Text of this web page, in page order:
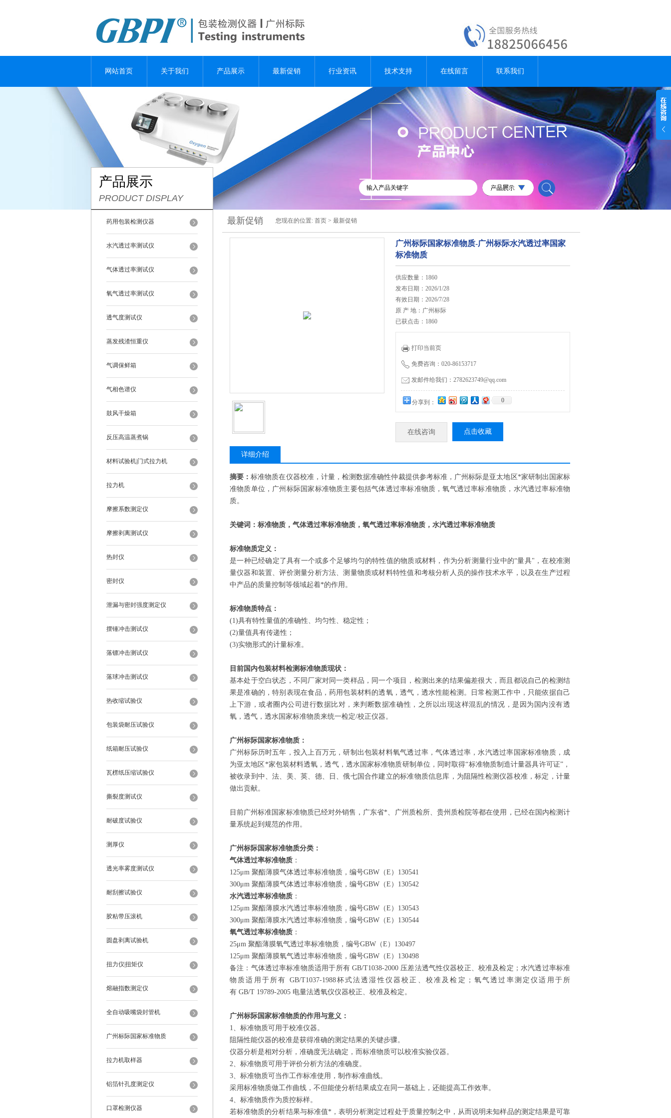
网站首页 关于我们 产品展示 最新促销 行业资讯 技术支持 在线留言 联系我们
产品展示
PRODUCT DISPLAY
药用包装检测仪器
水汽透过率测试仪
气体透过率测试仪
氧气透过率测试仪
透气度测试仪
蒸发残渣恒重仪
气调保鲜箱
气相色谱仪
鼓风干燥箱
反压高温蒸煮锅
材料试验机|门式拉力机
拉力机
摩擦系数测定仪
摩擦剥离测试仪
热封仪
密封仪
泄漏与密封强度测定仪
摆锤冲击测试仪
落镖冲击测试仪
落球冲击测试仪
热收缩试验仪
包装袋耐压试验仪
纸箱耐压试验仪
瓦楞纸压缩试验仪
撕裂度测试仪
耐破度试验仪
测厚仪
透光率雾度测试仪
耐刮擦试验仪
胶粘带压滚机
圆盘剥离试验机
扭力仪|扭矩仪
熔融指数测定仪
全自动吸嘴袋封管机
广州标际国家标准物质
拉力机取样器
铝箔针孔度测定仪
口罩检测仪器
最新促销 您现在的位置: 首页 > 最新促销
广州标际国家标准物质-广州标际水汽透过率国家
标准物质
供应数量：1860
发布日期：2026/1/28
有效日期：2026/7/28
原 产 地：广州标际
已获点击：1860
打印当前页
免费咨询：020-86153717
发邮件给我们：2782623749@qq.com
分享到： 0
在线咨询 点击收藏
详细介绍
摘要：标准物质在仪器校准，计量，检测数据准确性仲裁提供参考标准，广州标际是亚太地区*家研制出国家标
准物质单位，广州标际国家标准物质主要包括气体透过率标准物质，氧气透过率标准物质，水汽透过率标准物
质。
关键词：标准物质，气体透过率标准物质，氧气透过率标准物质，水汽透过率标准物质
标准物质定义 ：
是一种已经确定了具有一个或多个足够均匀的特性值的物质或材料，作为分析测量行业中的“量具"，在校准测
量仪器和装置、评价测量分析方法、测量物质或材料特性值和考核分析人员的操作技术水平，以及在生产过程
中产品的质量控制等领域起着*的作用。
标准物质特点：
(1)具有特性量值的准确性、均匀性、稳定性；
(2)量值具有传递性；
(3)实物形式的计量标准。
目前国内包装材料检测标准物质现状：
基本处于空白状态，不同厂家对同一类样品，同一个项目，检测出来的结果偏差很大，而且都说自己的检测结
果是准确的，特别表现在食品，药用包装材料的透氧，透气，透水性能检测。日常检测工作中，只能依据自己
上下游，或者圈内公司进行数据比对，来判断数据准确性，之所以出现这样混乱的情况，是因为国内没有透
氧，透气，透水国家标准物质来统一检定/校正仪器。
广州标际国家标准物质：
广州标际历时五年，投入上百万元，研制出包装材料氧气透过率，气体透过率，水汽透过率国家标准物质，成
为亚太地区*家包装材料透氧，透气，透水国家标准物质研制单位，同时取得“标准物质制造计量器具许可证”，
被收录到中、法、美、英、德、日、俄七国合作建立的标准物质信息库，为阻隔性检测仪器校准，标定，计量
做出贡献。
目前广州标准国家标准物质已经对外销售，广东省*、广州质检所、贵州质检院等都在使用，已经在国内检测计
量系统起到规范的作用。
广州标际国家标准物质分类：
气体透过率标准物质 ：
125μm 聚酯薄膜气体透过率标准物质，编号GBW（E）130541
300μm 聚酯薄膜气体透过率标准物质，编号GBW（E）130542
水汽透过率标准物质 ：
125μm 聚酯薄膜水汽透过率标准物质，编号GBW（E）130543
300μm 聚酯薄膜水汽透过率标准物质，编号GBW（E）130544
氧气透过率标准物质 ：
25μm 聚酯薄膜氧气透过率标准物质，编号GBW（E）130497
125μm 聚酯薄膜氧气透过率标准物质，编号GBW（E）130498
备注：气体透过率标准物质适用于所有 GB/T1038-2000 压差法透气性仪器校正、校准及检定；水汽透过率标准
物质适用于所有 GB/T1037-1988杯式法透湿性仪器校正、校准及检定；氧气透过率测定仪适用于所
有 GB/T 19789-2005 电量法透氧仪仪器校正、校准及检定。
广州标际国家标准物质的作用与意义：
1、标准物质可用于校准仪器。
阻隔性能仪器的校准是获得准确的测定结果的关键步骤。
仪器分析是相对分析，准确度无法确定，而标准物质可以校准实验仪器。
2、标准物质可用于评价分析方法的准确度。
3、标准物质可当作工作标准使用，制作标准曲线。
采用标准物质做工作曲线，不但能使分析结果成立在同一基础上，还能提高工作效率。
4、标准物质作为质控标样。
若标准物质的分析结果与标准值*，表明分析测定过程处于质量控制之中，从而说明未知样品的测定结果是可靠